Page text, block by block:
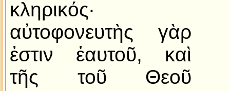
κληρικός·
αὐτοφονευτὴς γὰρ
ἐστιν ἑαυτοῦ, καὶ
τῆς τοῦ Θεοῦ